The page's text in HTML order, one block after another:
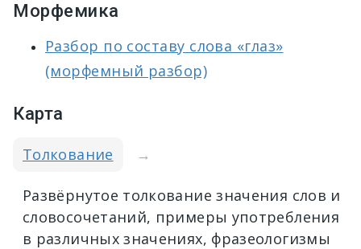
Морфемика
Разбор по составу слова «глаз»
(морфемный разбор)
Карта
Толкование →
Развёрнутое толкование значения слов и
словосочетаний, примеры употребления
в различных значениях, фразеологизмы